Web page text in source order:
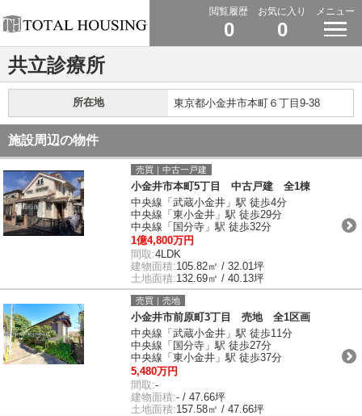
閲覧履歴
0
お気に入り
0
メニュー
共立診療所
所在地 東京都小金井市本町６丁目9-38
施設周辺の物件
売買｜中古一戸建
小金井市本町5丁目 中古戸建 全1棟
中央線「武蔵小金井」駅 徒歩4分
中央線「東小金井」駅 徒歩29分
中央線「国分寺」駅 徒歩32分
1億4,800万円
間取:4LDK
建物面積:105.82㎡ / 32.01坪
土地面積:132.69㎡ / 40.13坪
売買｜売地
小金井市前原町3丁目 売地 全1区画
中央線「武蔵小金井」駅 徒歩11分
中央線「国分寺」駅 徒歩27分
中央線「東小金井」駅 徒歩37分
5,480万円
間取:-
建物面積:- / 47.66坪
土地面積:157.58㎡ / 47.66坪